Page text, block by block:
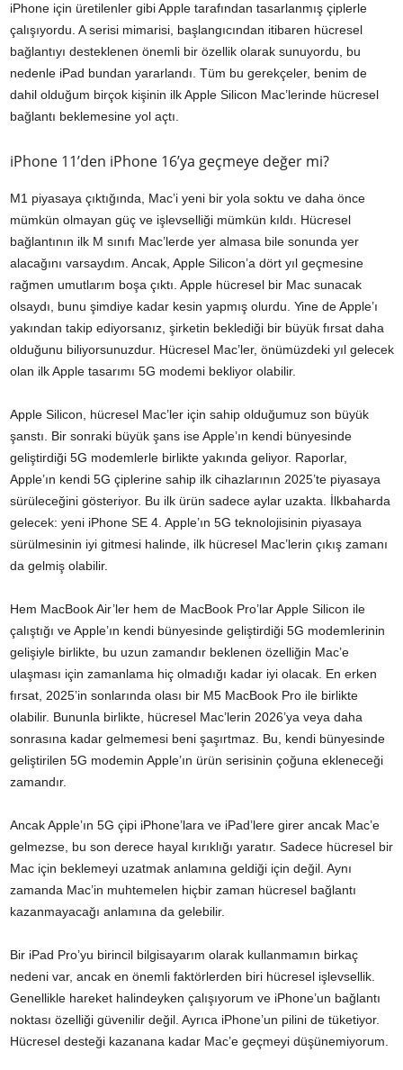
iPhone için üretilenler gibi Apple tarafından tasarlanmış çiplerle
çalışıyordu. A serisi mimarisi, başlangıcından itibaren hücresel
bağlantıyı desteklenen önemli bir özellik olarak sunuyordu, bu
nedenle iPad bundan yararlandı. Tüm bu gerekçeler, benim de
dahil olduğum birçok kişinin ilk Apple Silicon Mac’lerinde hücresel
bağlantı beklemesine yol açtı.
iPhone 11’den iPhone 16’ya geçmeye değer mi?
M1 piyasaya çıktığında, Mac’i yeni bir yola soktu ve daha önce
mümkün olmayan güç ve işlevselliği mümkün kıldı. Hücresel
bağlantının ilk M sınıfı Mac’lerde yer almasa bile sonunda yer
alacağını varsaydım. Ancak, Apple Silicon’a dört yıl geçmesine
rağmen umutlarım boşa çıktı. Apple hücresel bir Mac sunacak
olsaydı, bunu şimdiye kadar kesin yapmış olurdu. Yine de Apple’ı
yakından takip ediyorsanız, şirketin beklediği bir büyük fırsat daha
olduğunu biliyorsunuzdur. Hücresel Mac’ler, önümüzdeki yıl gelecek
olan ilk Apple tasarımı 5G modemi bekliyor olabilir.
Apple Silicon, hücresel Mac’ler için sahip olduğumuz son büyük
şanstı. Bir sonraki büyük şans ise Apple’ın kendi bünyesinde
geliştirdiği 5G modemlerle birlikte yakında geliyor. Raporlar,
Apple’ın kendi 5G çiplerine sahip ilk cihazlarının 2025’te piyasaya
sürüleceğini gösteriyor. Bu ilk ürün sadece aylar uzakta. İlkbaharda
gelecek: yeni iPhone SE 4. Apple’ın 5G teknolojisinin piyasaya
sürülmesinin iyi gitmesi halinde, ilk hücresel Mac’lerin çıkış zamanı
da gelmiş olabilir.
Hem MacBook Air’ler hem de MacBook Pro’lar Apple Silicon ile
çalıştığı ve Apple’ın kendi bünyesinde geliştirdiği 5G modemlerinin
gelişiyle birlikte, bu uzun zamandır beklenen özelliğin Mac’e
ulaşması için zamanlama hiç olmadığı kadar iyi olacak. En erken
fırsat, 2025’in sonlarında olası bir M5 MacBook Pro ile birlikte
olabilir. Bununla birlikte, hücresel Mac’lerin 2026’ya veya daha
sonrasına kadar gelmemesi beni şaşırtmaz. Bu, kendi bünyesinde
geliştirilen 5G modemin Apple’ın ürün serisinin çoğuna ekleneceği
zamandır.
Ancak Apple’ın 5G çipi iPhone’lara ve iPad’lere girer ancak Mac’e
gelmezse, bu son derece hayal kırıklığı yaratır. Sadece hücresel bir
Mac için beklemeyi uzatmak anlamına geldiği için değil. Aynı
zamanda Mac’in muhtemelen hiçbir zaman hücresel bağlantı
kazanmayacağı anlamına da gelebilir.
Bir iPad Pro’yu birincil bilgisayarım olarak kullanmamın birkaç
nedeni var, ancak en önemli faktörlerden biri hücresel işlevsellik.
Genellikle hareket halindeyken çalışıyorum ve iPhone’un bağlantı
noktası özelliği güvenilir değil. Ayrıca iPhone’un pilini de tüketiyor.
Hücresel desteği kazanana kadar Mac’e geçmeyi düşünemiyorum.